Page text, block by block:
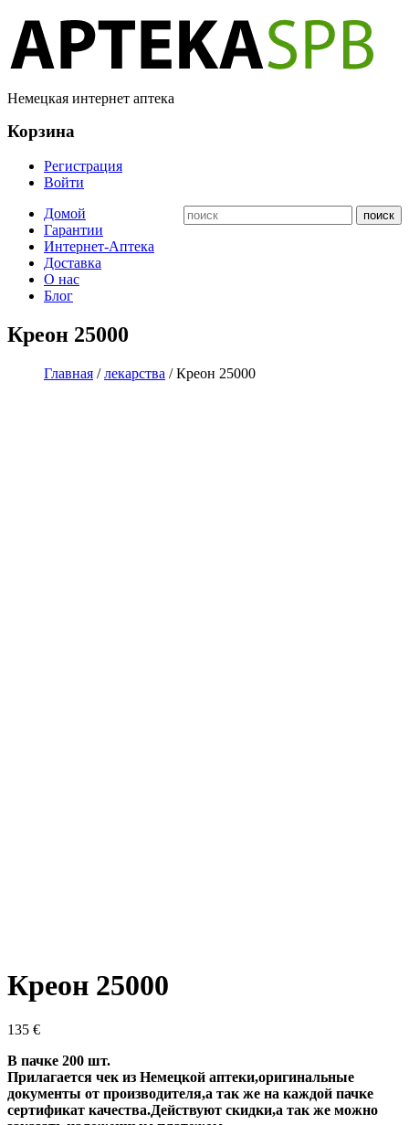
Немецкая интернет аптека
Корзина
Регистрация
Войти
Домой
Гарантии
Интернет-Аптека
Доставка
О нас
Блог
Креон 25000
Главная /лекарства / Креон 25000
Креон 25000
135 €
В пачке 200 шт.
Прилагается чек из Немецкой аптеки,оригинальные
документы от производителя,а так же на каждой пачке
сертификат качества.Действуют скидки,а так же можно